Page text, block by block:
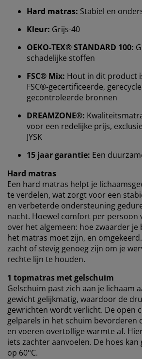
Hard matras: Stabiel en
Kleur: Grijs-40
OEKO-TEX® STANDARD 100:
schadelijke stoffen
FSC® Mix: Hout in dit product
FSC®-gecertificeerde,
gecontroleerde bronnen
DREAMZONE®:
voor een redelijke prijs,
JYSK
15 jaar garantie: Een
Hard matras
Een hard matras helpt je
te verdelen, wat zorgt voor een
en verbeterde ondersteuning
nacht. Hoewel comfort per persoon
over het algemeen: hoe zwaarder je
het matras moet zijn, en
zacht of stevig genoeg zijn om je
rechte lijn te houden.
1 topmatras met gelschuim
Gelschuim past zich aan je lichaam
gewicht gelijkmatig, waardoor de
gewrichten wordt verlicht. De open
gelparels in het schuim bevorderen
en voeren overtollige warmte af.
iets zachter aanvoelen. De hoes kan
op 60°C.
Wij personaliseren jouw
Bij JYSK gebruiken we cookies en mobiele
tijdens het bezoeken van onze website.
verzamelen informatie over jou om
statistieken en relevante marketing te
Wanneer je marketingcookies
browsergegevens met
Google, Meta en Tiktok) voor
vaste advertenties. Je kunt meer lezen
doeleinden via ''Aanpassen'' en je
moment intrekken door op het cookie-
klikken. Door op ''Alles accepteren'' te
akkoord met alle drie de doeleinden.
onzeverzameling en verwerking van
persoonsgegevensen onscookiebeleid .